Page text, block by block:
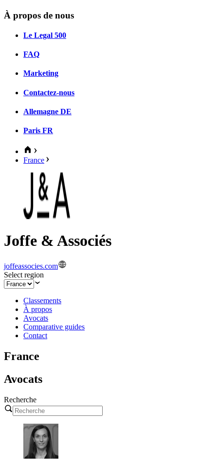
À propos de nous
Le Legal 500
FAQ
Marketing
Contactez-nous
Allemagne DE
Paris FR
France
Joffe & Associés
joffeassocies.com
Select region
Classements
À propos
Avocats
Comparative guides
Contact
France
Avocats
Recherche